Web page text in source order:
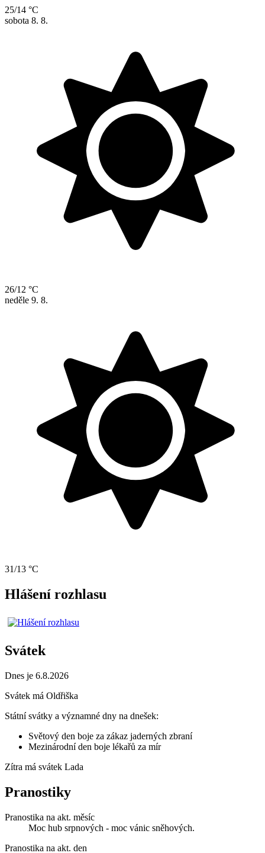
25/14 °C
sobota 8. 8.
26/12 °C
neděle 9. 8.
31/13 °C
Hlášení rozhlasu
Svátek
Dnes je 6.8.2026
Svátek má Oldřiška
Státní svátky a významné dny na dnešek:
Světový den boje za zákaz jaderných zbraní
Mezinárodní den boje lékařů za mír
Zítra má svátek Lada
Pranostiky
Pranostika na akt. měsíc
Moc hub srpnových - moc vánic sněhových.
Pranostika na akt. den